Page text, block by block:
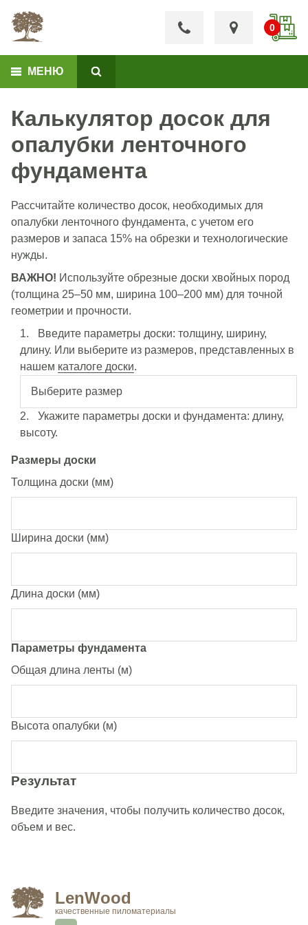
МЕНЮ
Калькулятор досок для
опалубки ленточного
фундамента
Рассчитайте количество досок, необходимых для
опалубки ленточного фундамента, с учетом его
размеров и запаса 15% на обрезки и технологические
нужды.
ВАЖНО! Используйте обрезные доски хвойных пород
(толщина 25–50 мм, ширина 100–200 мм) для точной
геометрии и прочности.
Введите параметры доски: толщину, ширину,
длину. Или выберите из размеров, представленных в
нашем каталоге доски.
Укажите параметры доски и фундамента: длину,
высоту.
Размеры доски
Толщина доски (мм)
Ширина доски (мм)
Длина доски (мм)
Параметры фундамента
Общая длина ленты (м)
Высота опалубки (м)
Результат
Введите значения, чтобы получить количество досок,
объем и вес.
LenWood
качественные пиломатериалы